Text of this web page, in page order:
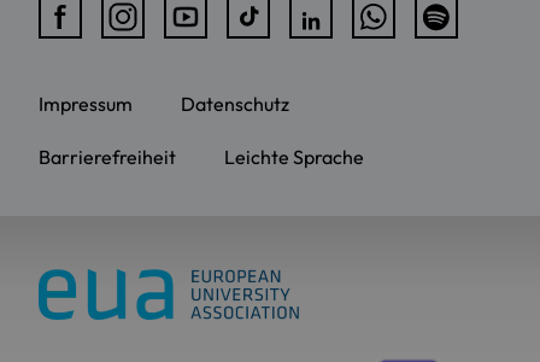
Impressum Datenschutz
Barrierefreiheit Leichte Sprache